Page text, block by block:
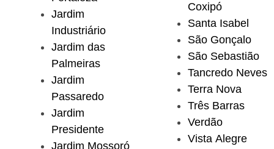
Jardim
Industriário
Jardim das
Palmeiras
Jardim
Passaredo
Jardim
Presidente
Jardim Mossoró
Coxipó
Santa Isabel
São Gonçalo
São Sebastião
Tancredo Neves
Terra Nova
Três Barras
Verdão
Vista Alegre